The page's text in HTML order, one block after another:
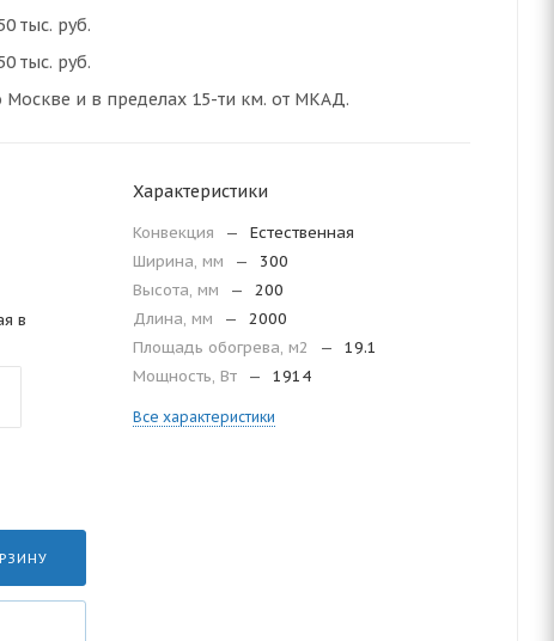
тыс. руб.
тыс. руб.
Москве и в пределах 15-ти км. от МКАД.
в
Характеристики
Конвекция —
Естественная
Ширина, мм
—
300
Высота, мм
—
200
Длина, мм
—
2000
Площадь обогрева, м2
—
19.1
Мощность, Вт
— 1914
Все характеристики